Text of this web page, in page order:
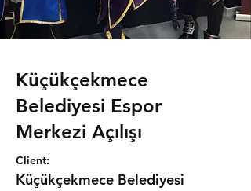
Küçükçekmece
Belediyesi Espor
Merkezi Açılışı
Client:
Küçükçekmece Belediyesi